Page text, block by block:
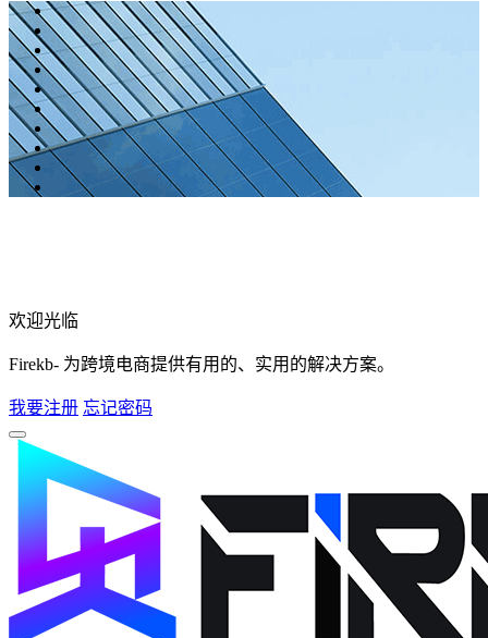
欢迎光临
Firekb- 为跨境电商提供有用的、实用的解决方案。
我要注册 忘记密码